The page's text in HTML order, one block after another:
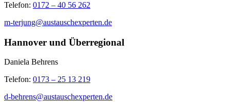
Telefon: 0172 – 40 56 262
m-terjung@austauschexperten.de
Hannover und Überregional
Daniela Behrens
Telefon: 0173 – 25 13 219
d-behrens@austauschexperten.de